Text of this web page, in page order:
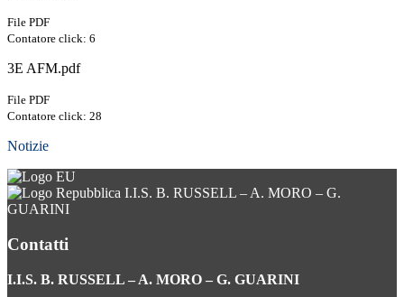
File PDF
Contatore click: 6
3E AFM.pdf
File PDF
Contatore click: 28
Notizie
I.I.S. B. RUSSELL – A. MORO – G.
GUARINI
Contatti
I.I.S. B. RUSSELL – A. MORO – G. GUARINI